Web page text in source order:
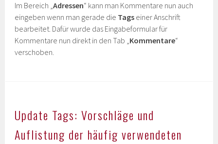
Im Bereich „Adressen“ kann man Kommentare nun auch
eingeben wenn man gerade die Tags einer Anschrift
bearbeitet. Dafür wurde das Eingabeformular für
Kommentare nun direkt in den Tab „Kommentare“
verschoben.
Update Tags: Vorschläge und
Auflistung der häufig verwendeten